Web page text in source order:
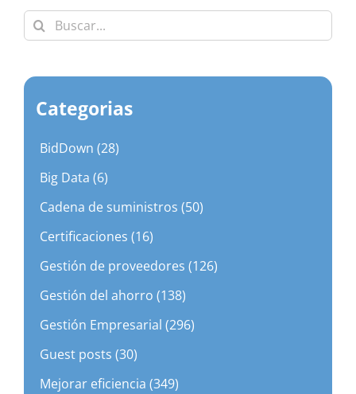
Buscar:
Categorias
BidDown (28)
Big Data (6)
Cadena de suministros (50)
Certificaciones (16)
Gestión de proveedores (126)
Gestión del ahorro (138)
Gestión Empresarial (296)
Guest posts (30)
Mejorar eficiencia (349)